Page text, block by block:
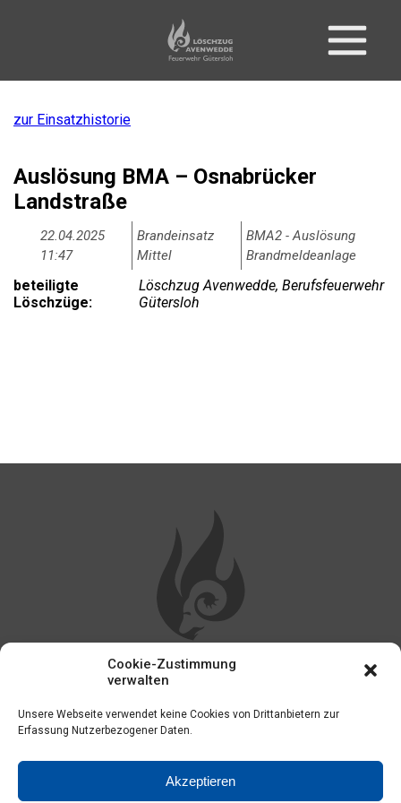
Cookie-Zustimmung
verwalten
Unsere Webseite verwendet keine Cookies von Drittanbietern zur
Erfassung Nutzerbezogener Daten.
Akzeptieren
zur Einsatzhistorie
Auslösung BMA – Osnabrücker
Landstraße
22.04.2025
11:47
Brandeinsatz
Mittel
BMA2 - Auslösung
Brandmeldeanlage
beteiligte
Löschzüge:
Löschzug Avenwedde, Berufsfeuerwehr
Gütersloh
WEITERE LINKS
Impressum
Kontakt